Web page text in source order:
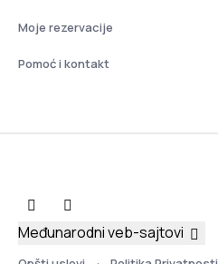
Moje rezervacije
Pomoć i kontakt
Međunarodni veb-sajtovi